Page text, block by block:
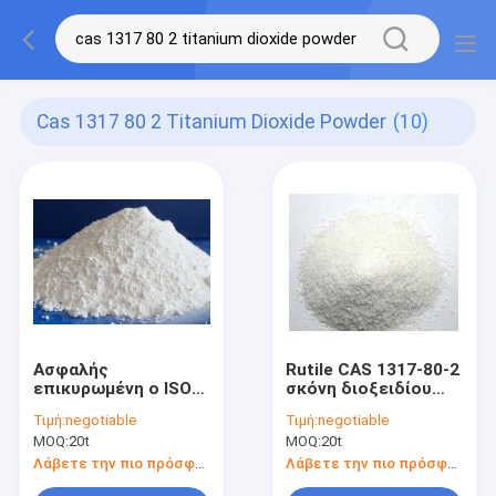
Cas 1317 80 2 Titanium Dioxide Powder (10)
Ασφαλής
επικυρωμένη ο ISO
διοξειδίου τιτανίου
τροφίμων για το
λάστιχο
Τιμή:negotiable
MOQ:20t
Λάβετε την πιο πρόσφατη τιμή
Rutile CAS 1317-80-2
σκόνη διοξειδίου
Dispersibility
Τιμή:negotiable
MOQ:20t